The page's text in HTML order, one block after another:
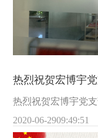
热烈祝贺宏博宇
热烈祝贺宏博宇党
2020-06-2909:49:51